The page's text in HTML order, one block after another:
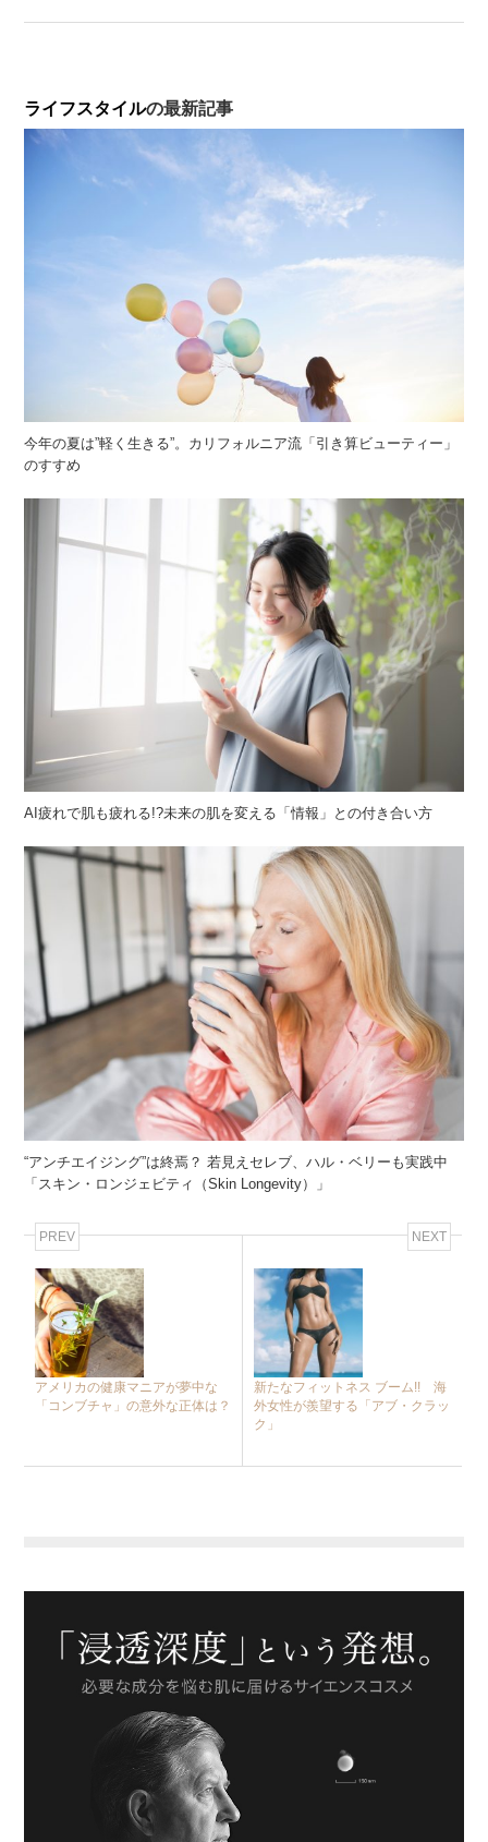
ライフスタイルの最新記事
今年の夏は”軽く生きる”。カリフォルニア流「引き算ビューティー」
のすすめ
AI疲れで肌も疲れる!?未来の肌を変える「情報」との付き合い方
“アンチエイジング”は終焉？ 若見えセレブ、ハル・ベリーも実践中
「スキン・ロンジェビティ（Skin Longevity）」
PREV
アメリカの健康マニアが夢中な
「コンブチャ」の意外な正体は？
NEXT
新たなフィットネス ブーム!! 海
外女性が羨望する「アブ・クラッ
ク」